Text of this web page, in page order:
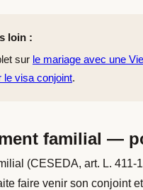
loin :
sur le mariage avec une
le visa conjoint.
familial —
(CESEDA, art. L. 411-
faire venir son conjoint